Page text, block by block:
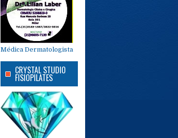
Médica Dermatologista
CRYSTAL STUDIO
FISIOPILATES